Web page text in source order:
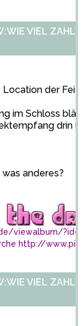
VIEL ZAHLT
der
im Schloss
drin
anderes?
viewalbum/
http://
VIEL ZAHLT